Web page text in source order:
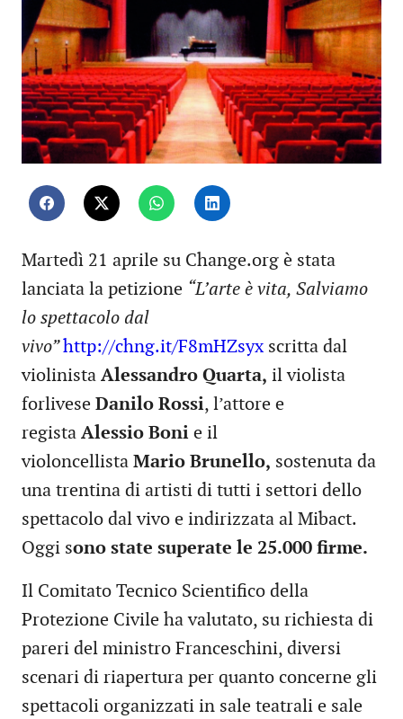
Martedì 21 aprile su Change.org è stata
lanciata la petizione “L’arte è vita, Salviamo
lo spettacolo dal
vivo”http://chng.it/F8mHZsyx scritta dal
violinista Alessandro Quarta, il violista
forlivese Danilo Rossi, l’attore e
regista Alessio Boni e il
violoncellista Mario Brunello, sostenuta da
una trentina di artisti di tutti i settori dello
spettacolo dal vivo e indirizzata al Mibact.
Oggi sono state superate le 25.000 firme.
Il Comitato Tecnico Scientifico della
Protezione Civile ha valutato, su richiesta di
pareri del ministro Franceschini, diversi
scenari di riapertura per quanto concerne gli
spettacoli organizzati in sale teatrali e sale